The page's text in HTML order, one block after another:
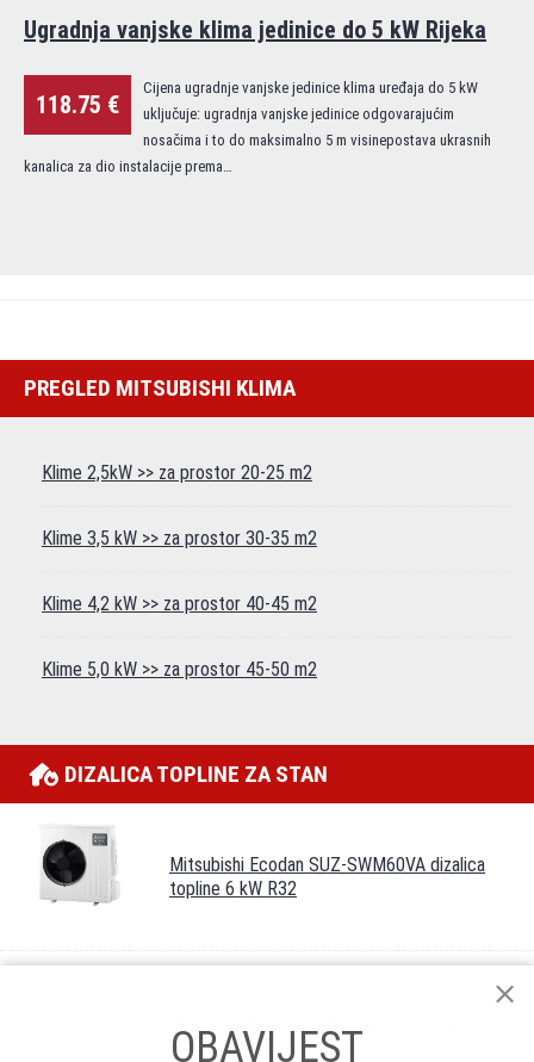
Ugradnja vanjske klima jedinice do 5 kW Rijeka
118.75 €
Cijena ugradnje vanjske jedinice klima uređaja do 5 kW
uključuje: ugradnja vanjske jedinice odgovarajućim
nosačima i to do maksimalno 5 m visinepostava ukrasnih
kanalica za dio instalacije prema…
PREGLED MITSUBISHI KLIMA
Klime 2,5kW >> za prostor 20-25 m2
Klime 3,5 kW >> za prostor 30-35 m2
Klime 4,2 kW >> za prostor 40-45 m2
Klime 5,0 kW >> za prostor 45-50 m2
DIZALICA TOPLINE ZA STAN
Mitsubishi Ecodan SUZ-SWM60VA dizalica
topline 6 kW R32
OBAVIJEST